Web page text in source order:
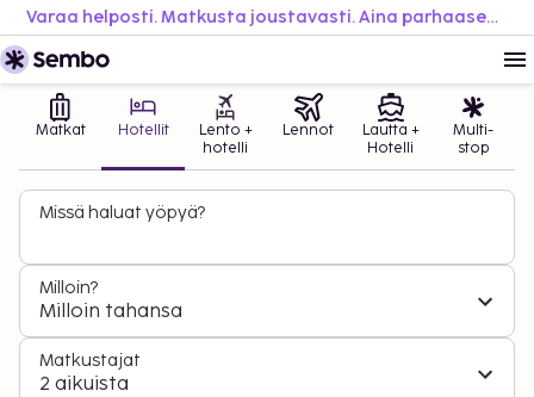
Varaa helposti. Matkusta joustavasti. Aina parhaaseen hintaan.
Matkat Hotellit
Lento +
hotelli
Lennot
Lautta +
Hotelli
Multi-
stop
Missä haluat yöpyä?
Milloin?
Milloin tahansa
Matkustajat
2 aikuista